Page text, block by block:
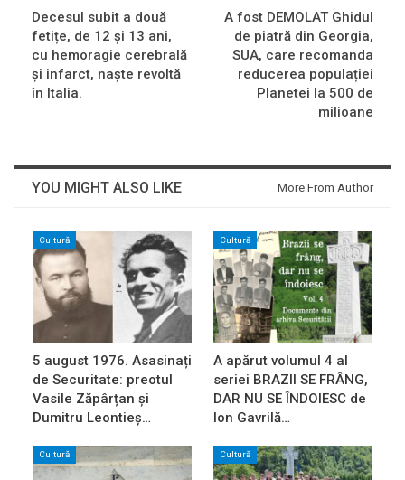
Decesul subit a două
fetițe, de 12 și 13 ani,
cu hemoragie cerebrală
și infarct, naște revoltă
în Italia.
A fost DEMOLAT Ghidul
de piatră din Georgia,
SUA, care recomanda
reducerea populației
Planetei la 500 de
milioane
YOU MIGHT ALSO LIKE More From Author
Cultură
5 august 1976. Asasinați
de Securitate: preotul
Vasile Zăpârțan și
Dumitru Leontieș…
Cultură
A apărut volumul 4 al
seriei BRAZII SE FRÂNG,
DAR NU SE ÎNDOIESC de
Ion Gavrilă…
Cultură Cultură